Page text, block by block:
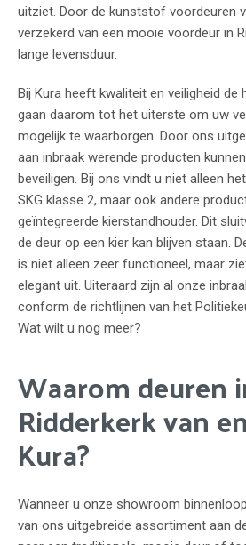
uitziet. Door de kunststof voordeuren
verzekerd van een mooie voordeur in
lange levensduur.
Bij Kura heeft kwaliteit en veiligheid de
gaan daarom tot het uiterste om uw
mogelijk te waarborgen. Door ons
aan inbraak werende producten
beveiligen. Bij ons vindt u niet alleen
SKG klasse 2, maar ook andere
geïntegreerde kierstandhouder. Dit
de deur op een kier kan blijven staan.
is niet alleen zeer functioneel, maar
elegant uit. Uiteraard zijn al onze
conform de richtlijnen van het
Wat wilt u nog meer?
Waarom deuren
Ridderkerk van
Kura?
Wanneer u onze showroom
van ons uitgebreide assortiment aan